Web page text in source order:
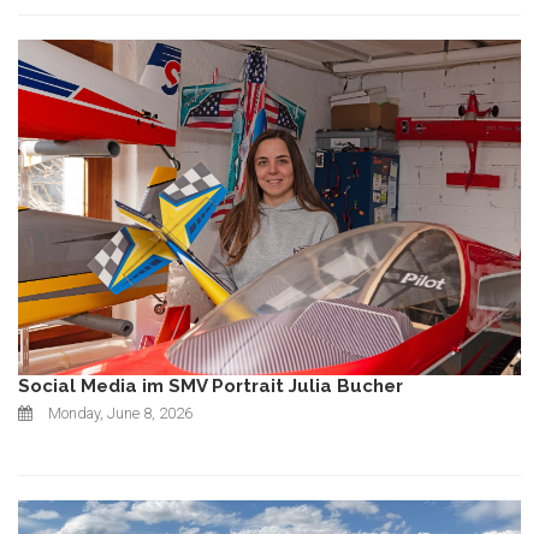
Social Media im SMV Portrait Julia Bucher
Monday, June 8, 2026